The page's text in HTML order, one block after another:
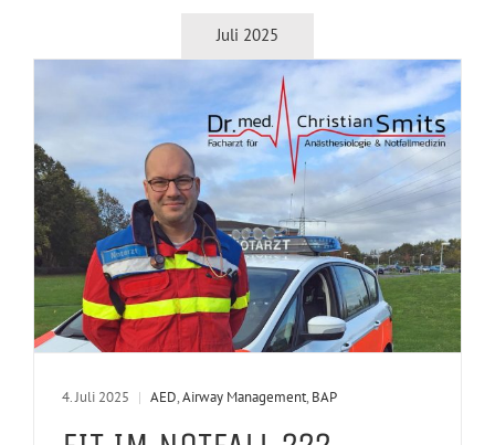
Juli 2025
4. Juli 2025 | AED,Airway Management, BAP